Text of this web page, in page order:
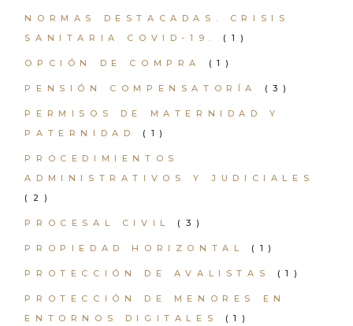
NORMAS DESTACADAS. CRISIS
SANITARIA COVID-19.
(1)
OPCIÓN DE COMPRA (1)
PENSIÓN COMPENSATORÍA (3)
PERMISOS DE MATERNIDAD Y
PATERNIDAD
(1)
PROCEDIMIENTOS
ADMINISTRATIVOS Y JUDICIALES
(2)
PROCESAL CIVIL (3)
PROPIEDAD HORIZONTAL (1)
PROTECCIÓN DE AVALISTAS (1)
PROTECCIÓN DE MENORES EN
ENTORNOS DIGITALES
(1)